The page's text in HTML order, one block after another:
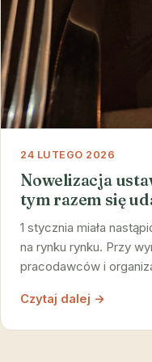
24 LUTEGO 2026
Nowelizacja
tym razem się
1 stycznia miała
na rynku rynku. Przy
pracodawców i
Czytaj dalej →